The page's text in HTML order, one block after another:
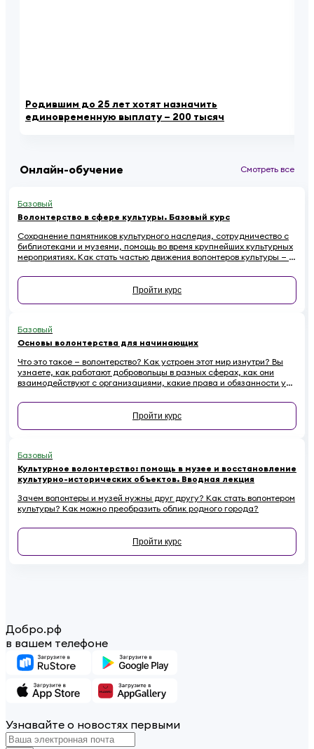
Родившим до 25 лет хотят назначить
единовременную выплату – 200 тысяч
Онлайн-обучение Смотреть все
Базовый
Волонтерство в сфере культуры. Базовый курс
Сохранение памятников культурного наследия, сотрудничество с
библиотеками и музеями, помощь во время крупнейших культурных
мероприятиях. Как стать частью движения волонтеров культуры — в
Пройти курс
Базовый
Основы волонтерства для начинающих
Что это такое — волонтерство? Как устроен этот мир изнутри? Вы
узнаете, как работают добровольцы в разных сферах, как они
взаимодействуют с организациями, какие права и обязанности у
распространенных ошибок.
Пройти курс
Базовый
Культурное волонтерство: помощь в музее и восстановление
культурно-исторических объектов. Вводная лекция
Зачем волонтеры и музей нужны друг другу? Как стать волонтером
культуры? Как можно преобразить облик родного города?
Пройти курс
Добро.рф
в вашем телефоне
Узнавайте о новостях первыми